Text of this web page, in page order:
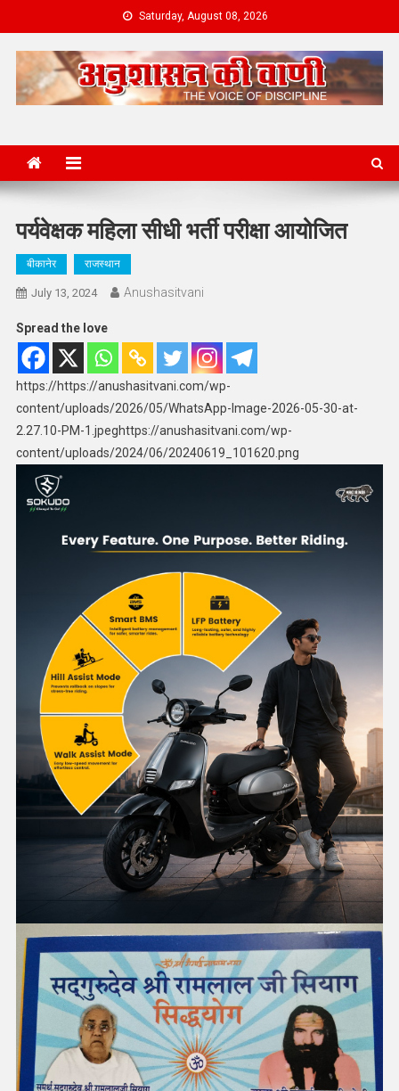
to
content
Saturday, August 08, 2026
पर्यवेक्षक महिला सीधी भर्ती परीक्षा आयोजित
बीकानेर राजस्थान
July 13, 2024 Anushasitvani
Spread the love
https://https://anushasitvani.com/wp-
content/uploads/2026/05/WhatsApp-Image-2026-05-30-at-
2.27.10-PM-1.jpeghttps://anushasitvani.com/wp-
content/uploads/2024/06/20240619_101620.png